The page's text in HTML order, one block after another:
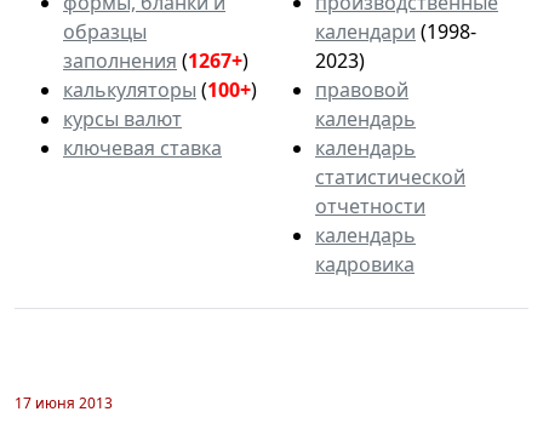
образцы
заполнения (1267+)
калькуляторы (100+)
курсы валют
ключевая ставка
календари (1998-
2023)
правовой
календарь
календарь
статистической
отчетности
календарь
кадровика
17 июня 2013